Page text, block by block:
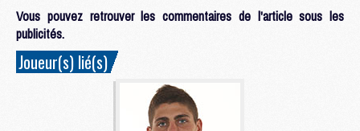
Vous pouvez retrouver les commentaires de l'article sous les
publicités.
Joueur(s) lié(s)